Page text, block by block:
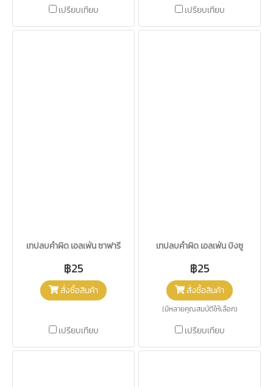
เปรียบเทียบ เปรียบเทียบ
เทปลบคำผิด เอลเฟ่น ซาฟารี
฿25
สั่งซื้อสินค้า
เปรียบเทียบ
เทปลบคำผิด เอลเฟ่น บิงซู
฿25
สั่งซื้อสินค้า
(มีหลายคุณสมบัติให้เลือก)
เปรียบเทียบ